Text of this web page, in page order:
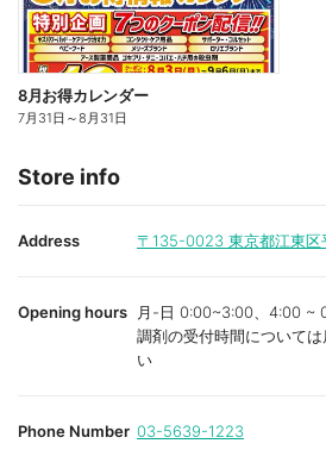
8月お得カレンダー
7月31日 ～8月31日
Store info
Address 〒135-0023 東京都江東
Opening hours
月-日 0:00~3:00、4:00 ~
調剤の受付時間について
い
Phone Number 03-5639-1223